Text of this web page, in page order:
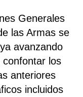
Generales
las Armas se
avanzando
los
anteriores
incluidos